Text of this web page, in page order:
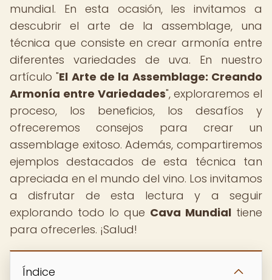
mundial. En esta ocasión, les invitamos a
descubrir el arte de la assemblage, una
técnica que consiste en crear armonía entre
diferentes variedades de uva. En nuestro
artículo "El Arte de la Assemblage: Creando
Armonía entre Variedades", exploraremos el
proceso, los beneficios, los desafíos y
ofreceremos consejos para crear un
assemblage exitoso. Además, compartiremos
ejemplos destacados de esta técnica tan
apreciada en el mundo del vino. Los invitamos
a disfrutar de esta lectura y a seguir
explorando todo lo que Cava Mundial tiene
para ofrecerles. ¡Salud!
Índice